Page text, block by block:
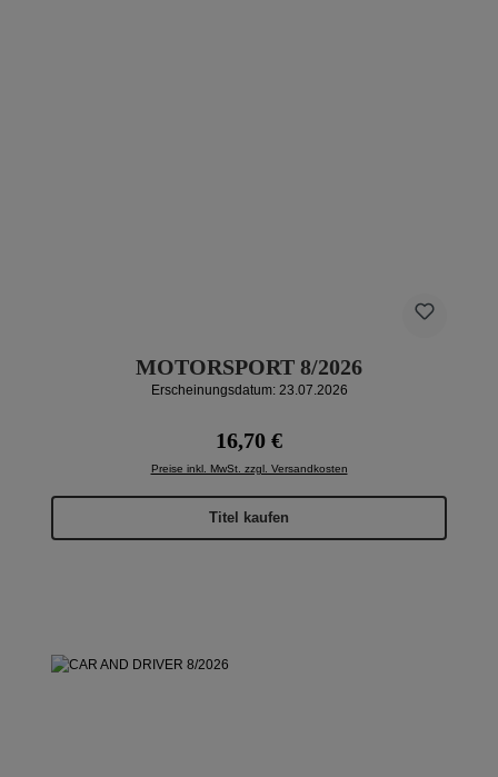
MOTORSPORT 8/2026
Erscheinungsdatum: 23.07.2026
Regulärer Preis:
16,70 €
Preise inkl. MwSt. zzgl. Versandkosten
Titel kaufen